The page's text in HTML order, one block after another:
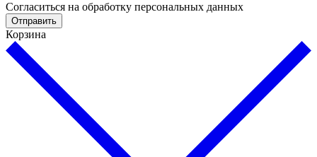
Cогласиться на обработку персональных данных
Отправить
Корзина